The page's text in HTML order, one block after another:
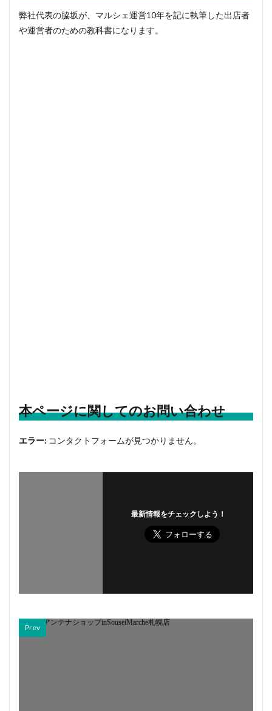
弊社代表の脇坂が、マルシェ運営10年を記に執筆した出店者
や運営者のための教科書になります。
本ページに関してのお問い合わせ
エラー: コンタクトフォームが見つかりません。
最新情報をチェックしよう！
Prev